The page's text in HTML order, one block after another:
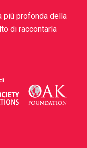
più profonda della
di raccontarla